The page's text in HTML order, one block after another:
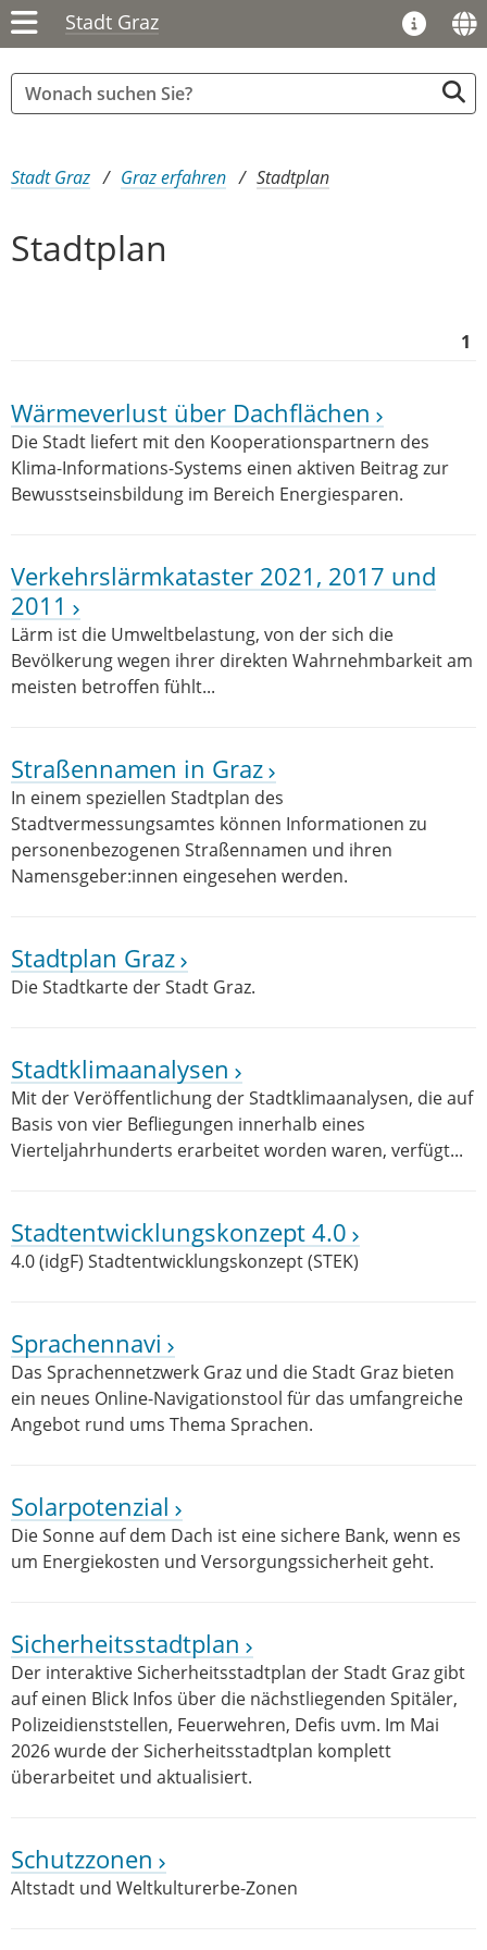
Stadt Graz
Sie sind hier:
Stadt Graz Graz erfahren Stadtplan
Stadtplan
1
Wärmeverlust über Dachflächen
Die Stadt liefert mit den Kooperationspartnern des
Klima-Informations-Systems einen aktiven Beitrag zur
Bewusstseinsbildung im Bereich Energiesparen.
Verkehrslärmkataster 2021, 2017 und
2011
Lärm ist die Umweltbelastung, von der sich die
Bevölkerung wegen ihrer direkten Wahrnehmbarkeit am
meisten betroffen fühlt...
Straßennamen in Graz
In einem speziellen Stadtplan des
Stadtvermessungsamtes können Informationen zu
personenbezogenen Straßennamen und ihren
Namensgeber:innen eingesehen werden.
Stadtplan Graz
Die Stadtkarte der Stadt Graz.
Stadtklimaanalysen
Mit der Veröffentlichung der Stadtklimaanalysen, die auf
Basis von vier Befliegungen innerhalb eines
Vierteljahrhunderts erarbeitet worden waren, verfügt...
Stadtentwicklungskonzept 4.0
4.0 (idgF) Stadtentwicklungskonzept (STEK)
Sprachennavi
Das Sprachennetzwerk Graz und die Stadt Graz bieten
ein neues Online-Navigationstool für das umfangreiche
Angebot rund ums Thema Sprachen.
Solarpotenzial
Die Sonne auf dem Dach ist eine sichere Bank, wenn es
um Energiekosten und Versorgungssicherheit geht.
Sicherheitsstadtplan
Der interaktive Sicherheitsstadtplan der Stadt Graz gibt
auf einen Blick Infos über die nächstliegenden Spitäler,
Polizeidienststellen, Feuerwehren, Defis uvm. Im Mai
2026 wurde der Sicherheitsstadtplan komplett
überarbeitet und aktualisiert.
Schutzzonen
Altstadt und Weltkulturerbe-Zonen